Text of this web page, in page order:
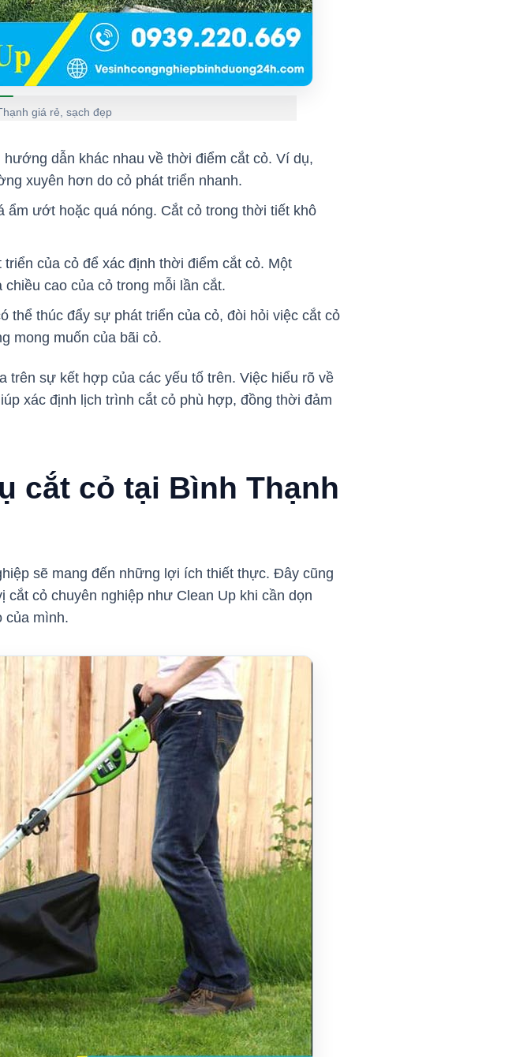
giá rẻ, sạch đẹp
dẫn khác nhau về thời điểm cắt cỏ. Ví dụ,
xuyên hơn do cỏ phát triển nhanh.
ẩm ướt hoặc quá nóng. Cắt cỏ trong thời tiết khô
của cỏ để xác định thời điểm cắt cỏ. Một
cao của cỏ trong mỗi lần cắt.
thể thúc đẩy sự phát triển của cỏ, đòi hỏi việc cắt cỏ
mong muốn của bãi cỏ.
sự kết hợp của các yếu tố trên. Việc hiểu rõ về
xác định lịch trình cắt cỏ phù hợp, đồng thời đảm
cắt cỏ tại Bình Thạnh
sẽ mang đến những lợi ích thiết thực. Đây cũng
cỏ chuyên nghiệp như Clean Up khi cần dọn
của mình.